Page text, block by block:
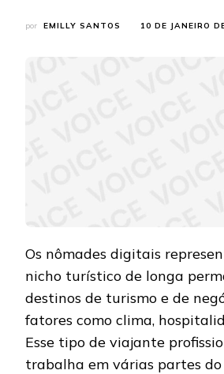
por EMILLY SANTOS 10 DE JANEIRO
Os nômades digitais
nicho turístico de longa
destinos de turismo e de
fatores como clima,
Esse tipo de viajante
trabalha em várias partes